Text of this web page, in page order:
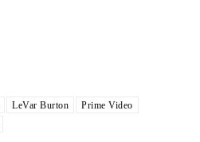
LeVar Burton
Prime Video